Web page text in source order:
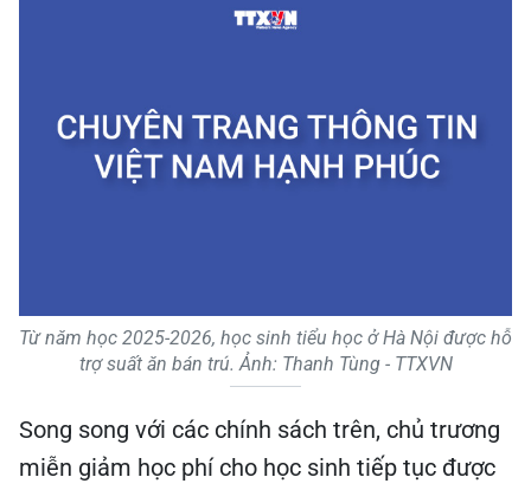
Từ năm học 2025-2026, học sinh tiểu học ở Hà Nội được hỗ
trợ suất ăn bán trú. Ảnh: Thanh Tùng - TTXVN
Song song với các chính sách trên, chủ trương
miễn giảm học phí cho học sinh tiếp tục được